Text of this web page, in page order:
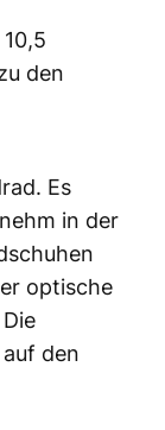
den
Es
in der
optische
den